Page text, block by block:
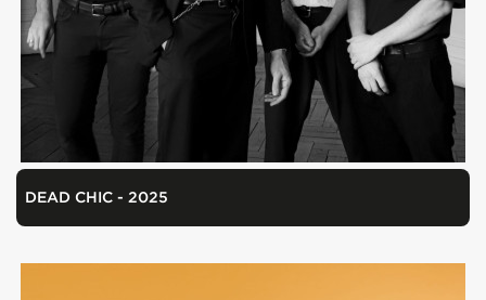
DEAD CHIC - 2025